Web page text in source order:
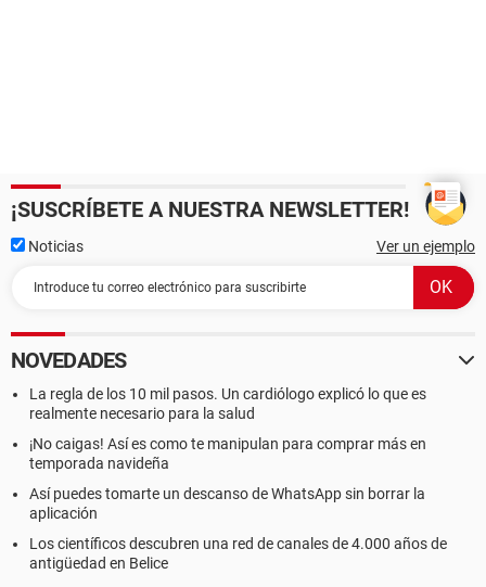
¡SUSCRÍBETE A NUESTRA NEWSLETTER!
Noticias Ver un ejemplo
NOVEDADES
La regla de los 10 mil pasos. Un cardiólogo explicó lo que es
realmente necesario para la salud
¡No caigas! Así es como te manipulan para comprar más en
temporada navideña
Así puedes tomarte un descanso de WhatsApp sin borrar la
aplicación
Los científicos descubren una red de canales de 4.000 años de
antigüedad en Belice